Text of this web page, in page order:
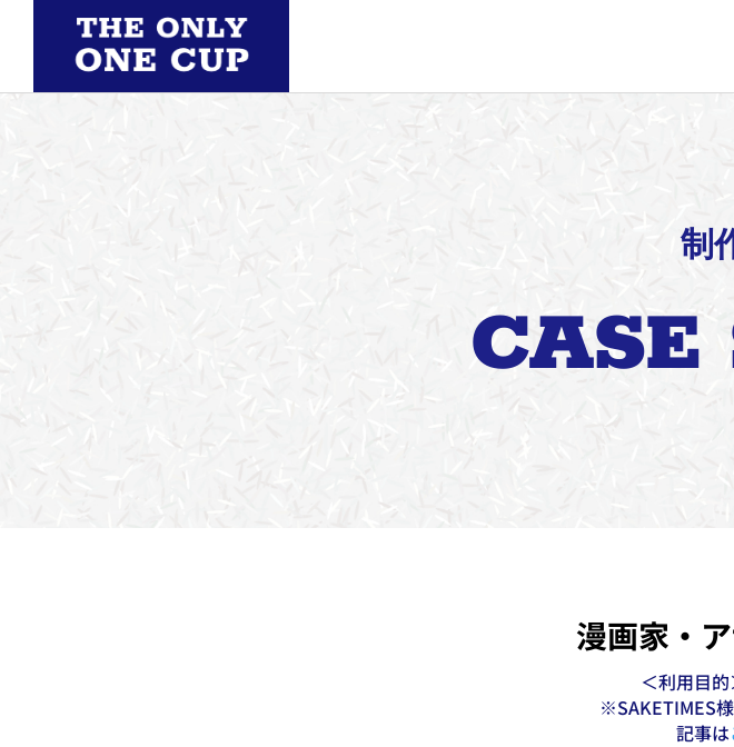
制
CASE
漫画家・
＜利用目
※SAKETIMES
記事は